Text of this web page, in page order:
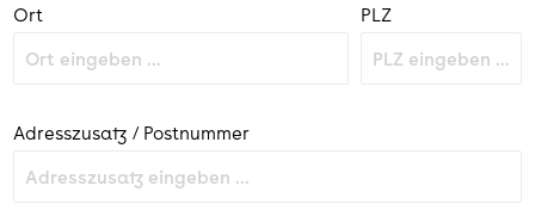
Ort PLZ
Adresszusatz / Postnummer